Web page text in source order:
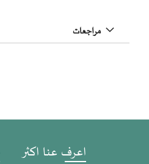
مراجعات
اعرف عنا اكثر